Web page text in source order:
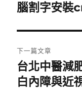
導
覽
一
文
章:
腦割字安裝
下一篇文章
下
一
台北中醫減
白內障與近